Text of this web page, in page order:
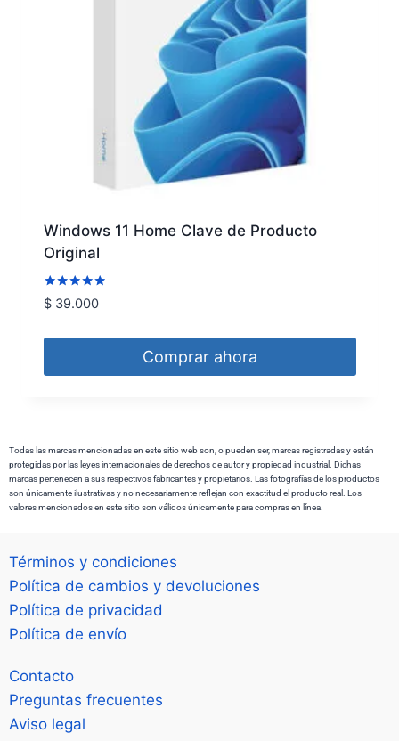
Windows 11 Home Clave de Producto
Original
Valorado
con
de 5
$39.000
Comprar ahora
Todas las marcas mencionadas en este sitio web son, o pueden ser, marcas registradas y están
protegidas por las leyes internacionales de derechos de autor y propiedad industrial. Dichas
marcas pertenecen a sus respectivos fabricantes y propietarios. Las fotografías de los productos
son únicamente ilustrativas y no necesariamente reflejan con exactitud el producto real. Los
valores mencionados en este sitio son válidos únicamente para compras en línea.
Términos y condiciones
Política de cambios y devoluciones
Política de privacidad
Política de envío
Contacto
Preguntas frecuentes
Aviso legal